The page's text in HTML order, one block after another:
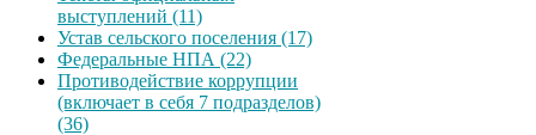
выступлений (11)
Устав сельского поселения (17)
Федеральные НПА (22)
Противодействие коррупции
(включает в себя 7 подразделов)
(36)